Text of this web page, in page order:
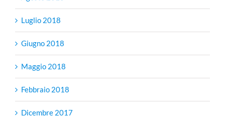
Luglio 2018
Giugno 2018
Maggio 2018
Febbraio 2018
Dicembre 2017